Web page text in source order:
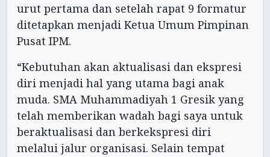
urut pertama dan setelah rapat 9 formatur
ditetapkan menjadi Ketua Umum Pimpinan
Pusat IPM.
“Kebutuhan akan aktualisasi dan ekspresi
diri menjadi hal yang utama bagi anak
muda. SMA Muhammadiyah 1 Gresik yang
telah memberikan wadah bagi saya untuk
beraktualisasi dan berkekspresi diri
melalui jalur organisasi. Selain tempat